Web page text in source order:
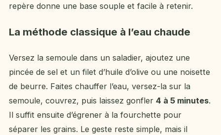
repère donne une base souple et facile à retenir.
La méthode classique à l’eau chaude
Versez la semoule dans un saladier, ajoutez une
pincée de sel et un filet d’huile d’olive ou une noisette
de beurre. Faites chauffer l’eau, versez-la sur la
semoule, couvrez, puis laissez gonfler 4 à 5 minutes.
Il suffit ensuite d’égrener à la fourchette pour
séparer les grains. Le geste reste simple, mais il